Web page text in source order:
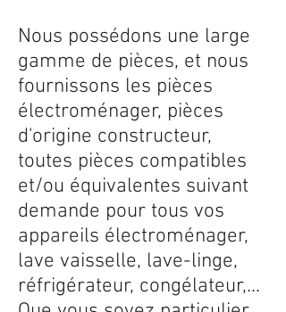
Nous possédons une large
gamme de pièces, et nous
fournissons les pièces
électroménager, pièces
d'origine constructeur,
toutes pièces compatibles
et/ou équivalentes suivant
demande pour tous vos
appareils électroménager,
lave vaisselle, lave-linge,
réfrigérateur, congélateur,...